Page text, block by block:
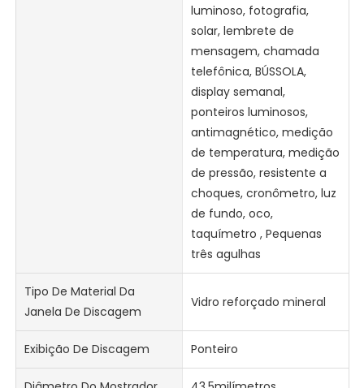
luminoso, fotografia,
solar, lembrete de
mensagem, chamada
telefônica, BÚSSOLA,
display semanal,
ponteiros luminosos,
antimagnético, medição
de temperatura, medição
de pressão, resistente a
choques, cronômetro, luz
de fundo, oco,
taquímetro , Pequenas
três agulhas
Tipo De Material Da
Janela De Discagem
Vidro reforçado mineral
Exibição De Discagem Ponteiro